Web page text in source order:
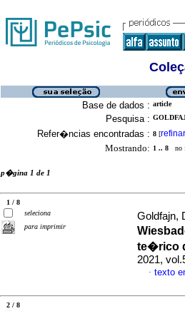
Base de dados : article
Pesquisa :
Refer�ncias encontradas : 8 [refinar
Mostrando: 1 .. 8 no
p�gina 1 de 1
1 / 8
seleciona
para imprimir
Goldfajn,
te�rico
2021,
· texto
2 / 8